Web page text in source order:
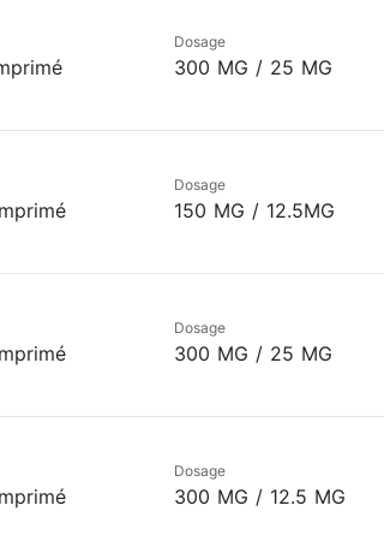
Dosage
300 MG / 25 MG
Dosage
150 MG / 12.5MG
Dosage
300 MG / 25 MG
Dosage
300 MG / 12.5 MG